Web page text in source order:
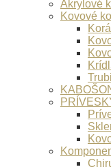
Akrylové
Kovové